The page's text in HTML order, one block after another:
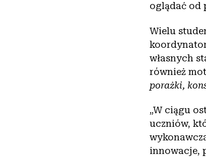
oglądać od
Wielu
własnych
również
porażki,
„W ciągu
uczniów,
innowacje,